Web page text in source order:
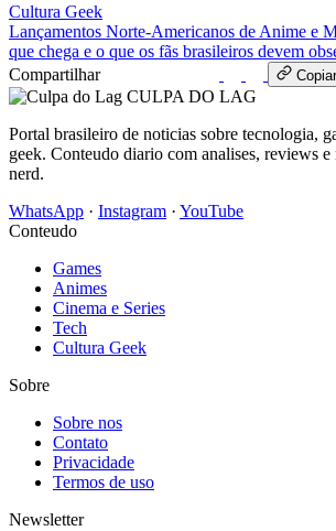
Cultura Geek
Lançamentos Norte‑Americanos de Anime e
que chega e o que os fãs brasileiros devem
Compartilhar
CULPA DO LAG
Portal brasileiro de noticias sobre tecnologia,
geek. Conteudo diario com analises, reviews
nerd.
WhatsApp · Instagram · YouTube
Conteudo
Games
Animes
Cinema e Series
Tech
Cultura Geek
Sobre
Sobre nos
Contato
Privacidade
Termos de uso
Newsletter